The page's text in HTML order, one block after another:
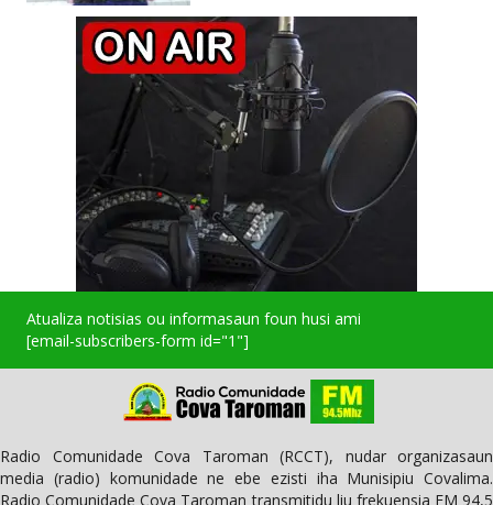
Atualiza notisias ou informasaun foun husi ami
[email-subscribers-form id="1"]
Radio Comunidade Cova Taroman (RCCT), nudar organizasaun
media (radio) komunidade ne ebe ezisti iha Munisipiu Covalima.
Radio Comunidade Cova Taroman transmitidu liu frekuensia FM 94,5